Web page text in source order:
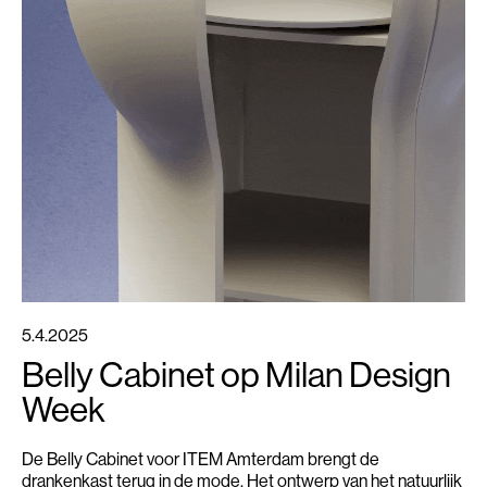
5.4.2025
Belly Cabinet op Milan Design
Week
De Belly Cabinet voor ITEM Amterdam brengt de
drankenkast terug in de mode. Het ontwerp van het natuurlijk